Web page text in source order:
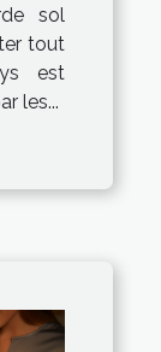
sol
tout
est
les...